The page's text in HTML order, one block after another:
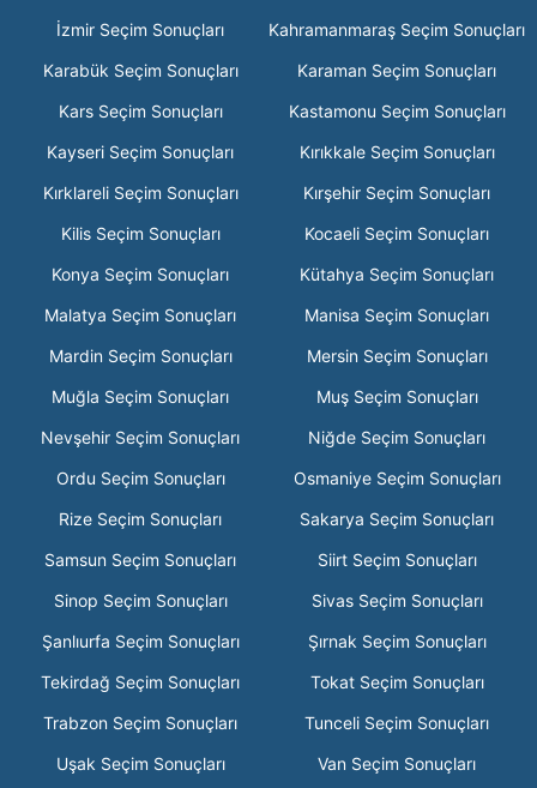
İzmir Seçim Sonuçları
Kahramanmaraş Seçim Sonuçları
Karabük Seçim Sonuçları
Karaman Seçim Sonuçları
Kars Seçim Sonuçları
Kastamonu Seçim Sonuçları
Kayseri Seçim Sonuçları
Kırıkkale Seçim Sonuçları
Kırklareli Seçim Sonuçları
Kırşehir Seçim Sonuçları
Kilis Seçim Sonuçları
Kocaeli Seçim Sonuçları
Konya Seçim Sonuçları
Kütahya Seçim Sonuçları
Malatya Seçim Sonuçları
Manisa Seçim Sonuçları
Mardin Seçim Sonuçları
Mersin Seçim Sonuçları
Muğla Seçim Sonuçları
Muş Seçim Sonuçları
Nevşehir Seçim Sonuçları
Niğde Seçim Sonuçları
Ordu Seçim Sonuçları
Osmaniye Seçim Sonuçları
Rize Seçim Sonuçları
Sakarya Seçim Sonuçları
Samsun Seçim Sonuçları
Siirt Seçim Sonuçları
Sinop Seçim Sonuçları
Sivas Seçim Sonuçları
Şanlıurfa Seçim Sonuçları
Şırnak Seçim Sonuçları
Tekirdağ Seçim Sonuçları
Tokat Seçim Sonuçları
Trabzon Seçim Sonuçları
Tunceli Seçim Sonuçları
Uşak Seçim Sonuçları
Van Seçim Sonuçları